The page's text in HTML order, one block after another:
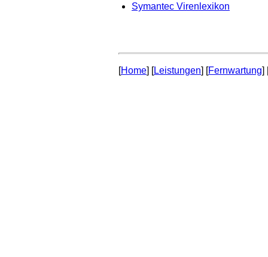
Symantec Virenlexikon
[Home] [Leistungen] [Fernwartung]